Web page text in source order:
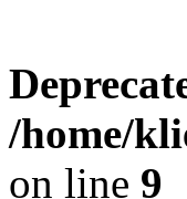
/home/
on line 9